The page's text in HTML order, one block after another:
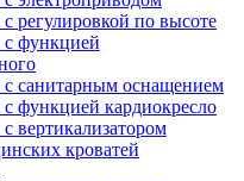
регулировкой по высоте
функцией
санитарным оснащением
функцией кардиокресло
вертикализатором
кроватей